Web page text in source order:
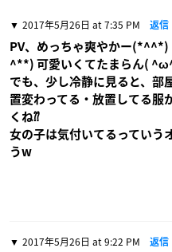
2017年5月26日 at 7:35 PM 返信
PV、めっちゃ爽やかー
^**) 可愛いくてたまらん(
でも、少し冷静に見ると、部
置変わってる・放置してる
くね⁇
女の子は気付いてるっていう
うw
2017年5月26日 at 9:22 PM 返信